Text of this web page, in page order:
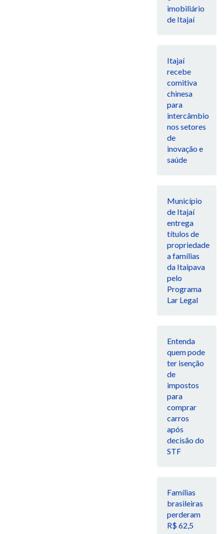
imobiliário
de Itajaí
Itajaí
recebe
comitiva
chinesa
para
intercâmbio
nos setores
de
inovação e
saúde
Município
de Itajaí
entrega
títulos de
propriedade
a famílias
da Itaipava
pelo
Programa
Lar Legal
Entenda
quem pode
ter isenção
de
impostos
para
comprar
carros
após
decisão do
STF
Famílias
brasileiras
perderam
R$ 62,5